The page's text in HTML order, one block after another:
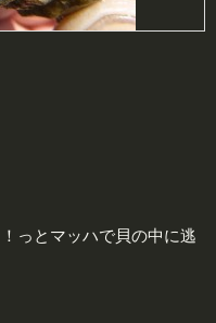
！っとマッハで貝の中に逃